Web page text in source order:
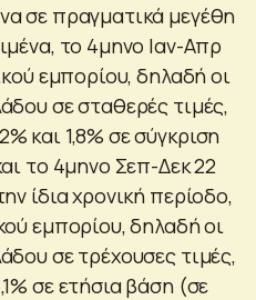
σε πραγματικά μεγέθη
το 4μηνο Ιαν-Απρ
εμπορίου, δηλαδή οι
σε σταθερές τιμές,
και 1,8% σε σύγκριση
το 4μηνο Σεπ-Δεκ 22
ίδια χρονική περίοδο,
εμπορίου, δηλαδή οι
σε τρέχουσες τιμές,
σε ετήσια βάση (σε